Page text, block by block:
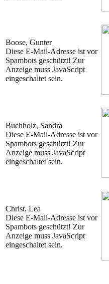
Boose, Gunter
Diese E-Mail-Adresse ist vor
Spambots geschützt! Zur
Anzeige muss JavaScript
eingeschaltet sein.
Buchholz, Sandra
Diese E-Mail-Adresse ist vor
Spambots geschützt! Zur
Anzeige muss JavaScript
eingeschaltet sein.
Christ, Lea
Diese E-Mail-Adresse ist vor
Spambots geschützt! Zur
Anzeige muss JavaScript
eingeschaltet sein.